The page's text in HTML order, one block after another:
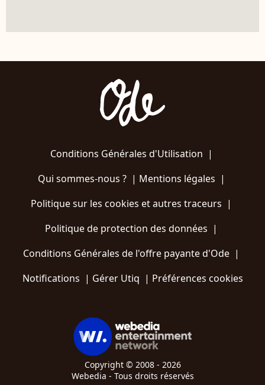
Conditions Générales d'Utilisation |
Qui sommes-nous ?| Mentions légales |
Politique sur les cookies et autres traceurs |
Politique de protection des données |
Conditions Générales de l'offre payante d'Ode |
Notifications | Gérer Utiq | Préférences cookies
Copyright © 2008 - 2026
Webedia - Tous droits réservés